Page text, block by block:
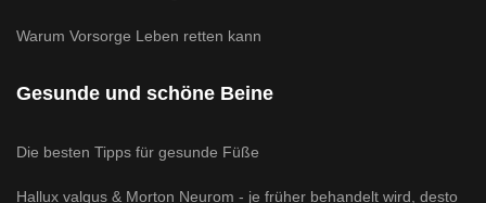
Warum Vorsorge Leben retten kann
Gesunde und schöne Beine
Die besten Tipps für gesunde Füße
Hallux valgus & Morton Neurom - je früher behandelt wird, desto